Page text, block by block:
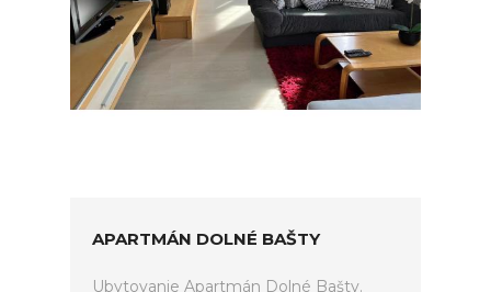
APARTMÁN DOLNÉ BAŠTY
Ubytovanie Apartmán Dolné Bašty.